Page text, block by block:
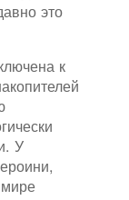
это
к
У